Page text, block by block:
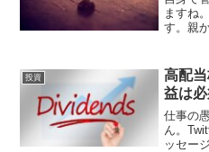
ますね
す。親
資資金
す。日
投資
高配
益は
仕事の
ん。
ッセー